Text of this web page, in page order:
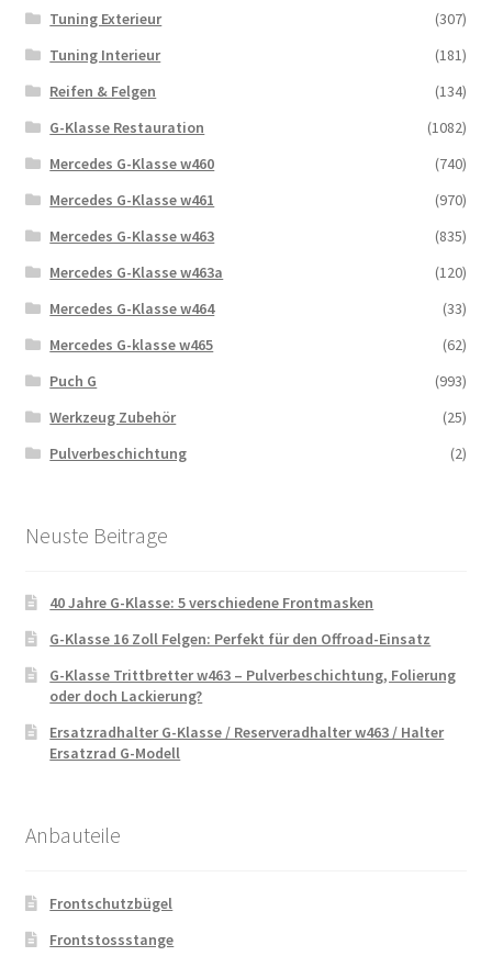
Tuning Exterieur
(307)
Tuning Interieur
(181)
Reifen & Felgen
(134)
G-Klasse Restauration
(1082)
Mercedes G-Klasse w460
(740)
Mercedes G-Klasse w461
(970)
Mercedes G-Klasse w463
(835)
Mercedes G-Klasse w463a
(120)
Mercedes G-Klasse w464
(33)
Mercedes G-klasse w465
(62)
Puch G
(993)
Werkzeug Zubehör
(25)
Pulverbeschichtung
(2)
Neuste Beitrage
40 Jahre G-Klasse: 5 verschiedene Frontmasken
G-Klasse 16 Zoll Felgen: Perfekt für den Offroad-Einsatz
G-Klasse Trittbretter w463 – Pulverbeschichtung, Folierung
oder doch Lackierung?
Ersatzradhalter G-Klasse / Reserveradhalter w463 / Halter
Ersatzrad G-Modell
Anbauteile
Frontschutzbügel
Frontstossstange